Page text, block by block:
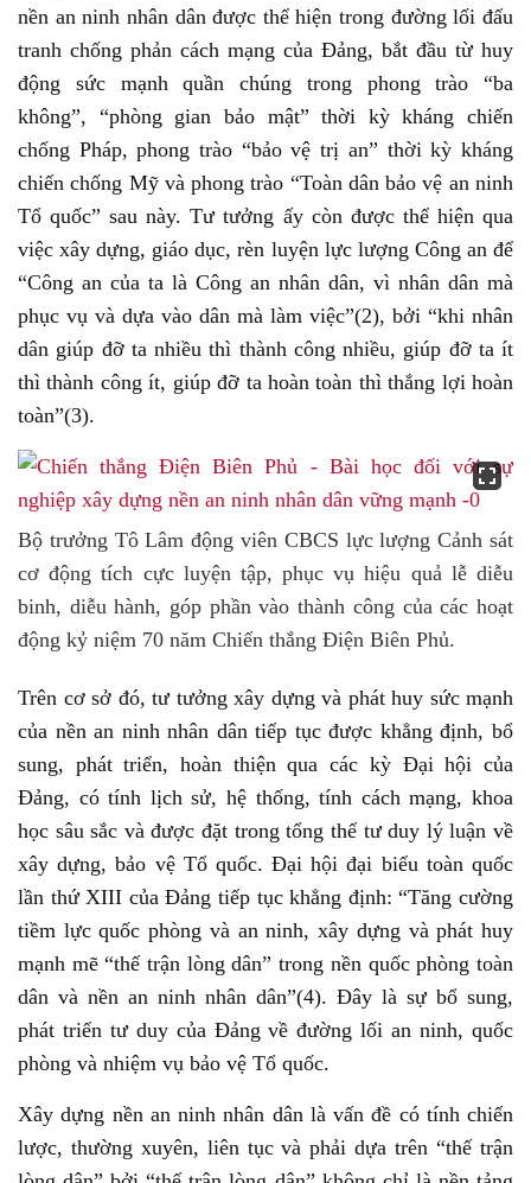
nền an ninh nhân dân được thể hiện trong đường lối đấu
tranh chống phản cách mạng của Đảng, bắt đầu từ huy
động sức mạnh quần chúng trong phong trào “ba
không”, “phòng gian bảo mật” thời kỳ kháng chiến
chống Pháp, phong trào “bảo vệ trị an” thời kỳ kháng
chiến chống Mỹ và phong trào “Toàn dân bảo vệ an ninh
Tổ quốc” sau này. Tư tưởng ấy còn được thể hiện qua
việc xây dựng, giáo dục, rèn luyện lực lượng Công an để
“Công an của ta là Công an nhân dân, vì nhân dân mà
phục vụ và dựa vào dân mà làm việc”(2), bởi “khi nhân
dân giúp đỡ ta nhiều thì thành công nhiều, giúp đỡ ta ít
thì thành công ít, giúp đỡ ta hoàn toàn thì thắng lợi hoàn
toàn”(3).
Bộ trưởng Tô Lâm động viên CBCS lực lượng Cảnh sát
cơ động tích cực luyện tập, phục vụ hiệu quả lễ diễu
binh, diễu hành, góp phần vào thành công của các hoạt
động kỷ niệm 70 năm Chiến thắng Điện Biên Phủ.
Trên cơ sở đó, tư tưởng xây dựng và phát huy sức mạnh
của nền an ninh nhân dân tiếp tục được khẳng định, bổ
sung, phát triển, hoàn thiện qua các kỳ Đại hội của
Đảng, có tính lịch sử, hệ thống, tính cách mạng, khoa
học sâu sắc và được đặt trong tổng thể tư duy lý luận về
xây dựng, bảo vệ Tổ quốc. Đại hội đại biểu toàn quốc
lần thứ XIII của Đảng tiếp tục khẳng định: “Tăng cường
tiềm lực quốc phòng và an ninh, xây dựng và phát huy
mạnh mẽ “thế trận lòng dân” trong nền quốc phòng toàn
dân và nền an ninh nhân dân”(4). Đây là sự bổ sung,
phát triển tư duy của Đảng về đường lối an ninh, quốc
phòng và nhiệm vụ bảo vệ Tổ quốc.
Xây dựng nền an ninh nhân dân là vấn đề có tính chiến
lược, thường xuyên, liên tục và phải dựa trên “thế trận